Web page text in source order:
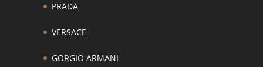
PRADA
VERSACE
GORGIO ARMANI